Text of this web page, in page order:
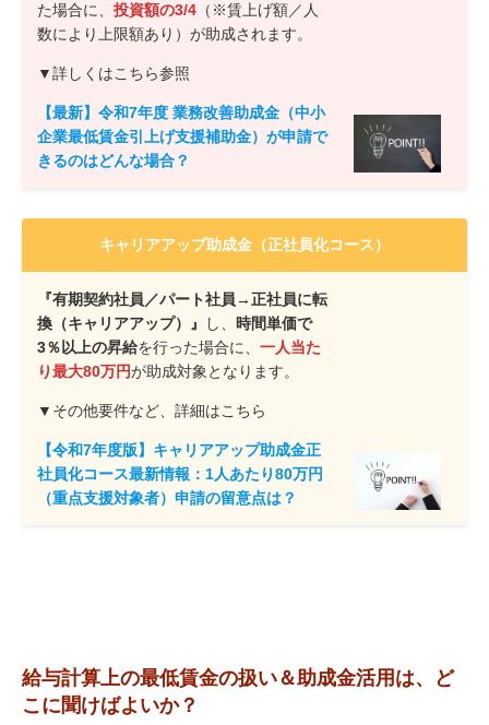
た場合に、 投資額の3/4 （※賃上げ額／人
数により上限額あり）が助成されます。
▼詳しくはこちら参照
【最新】令和7年度 業務改善助成金（中小
企業最低賃金引上げ支援補助金）が申請で
きるのはどんな場合？
キャリアアップ助成金（正社員化コース）
『有期契約社員／パート社員→正社員に転
換（キャリアアップ）』
し、 時間単価で
3％以上の昇給を行った場合に、 一人当た
り最大80万円が助成対象となります。
▼その他要件など、詳細はこちら
【令和7年度版】キャリアアップ助成金正
社員化コース最新情報：1人あたり80万円
（重点支援対象者）申請の留意点は？
給与計算上の最低賃金の扱い＆助成金活用は、ど
こに聞けばよいか？